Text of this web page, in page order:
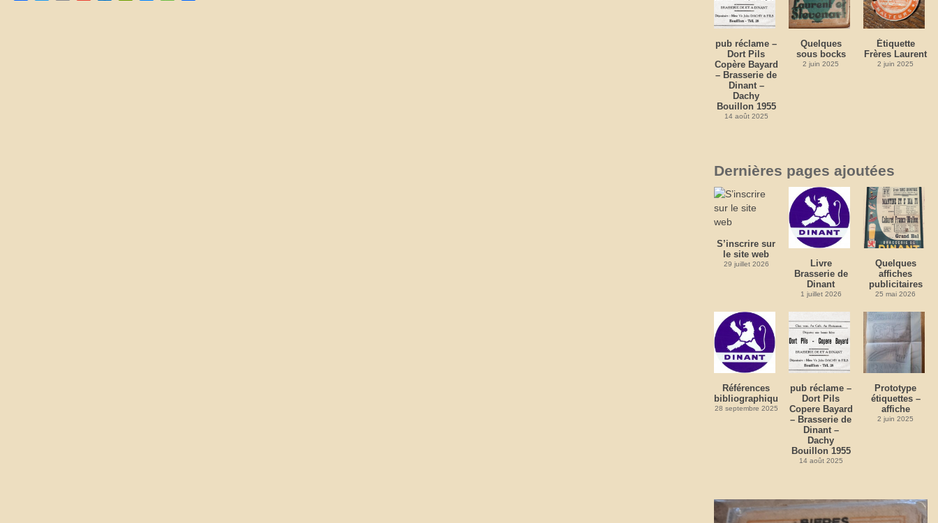
pub réclame –
Dort Pils
Copère Bayard
– Brasserie de
Dinant –
Dachy
Bouillon 1955
14 août 2025
Quelques
sous bocks
2 juin 2025
Étiquette
Frères Laurent
2 juin 2025
Dernières pages ajoutées
S’inscrire sur
le site web
29 juillet 2026
Livre
Brasserie de
Dinant
1 juillet 2026
Quelques
affiches
publicitaires
25 mai 2026
Références
bibliographiques
28 septembre 2025
pub réclame –
Dort Pils
Copere Bayard
– Brasserie de
Dinant –
Dachy
Bouillon 1955
14 août 2025
Prototype
étiquettes –
affiche
2 juin 2025